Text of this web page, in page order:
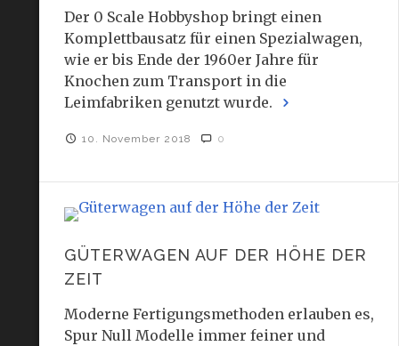
Der 0 Scale Hobbyshop bringt einen
Komplettbausatz für einen Spezialwagen,
wie er bis Ende der 1960er Jahre für
Knochen zum Transport in die
Leimfabriken genutzt wurde.
10. November 2018 0
GÜTERWAGEN AUF DER HÖHE DER
ZEIT
Moderne Fertigungsmethoden erlauben es,
Spur Null Modelle immer feiner und